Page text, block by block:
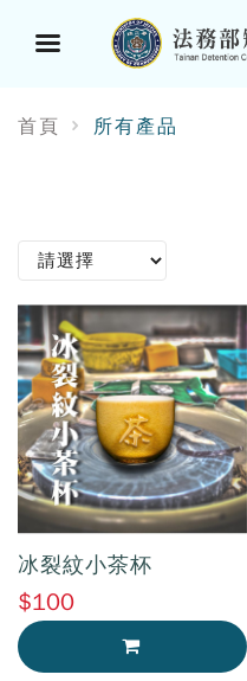
單
鈕
首頁 所有產品
冰裂紋小茶杯
$100